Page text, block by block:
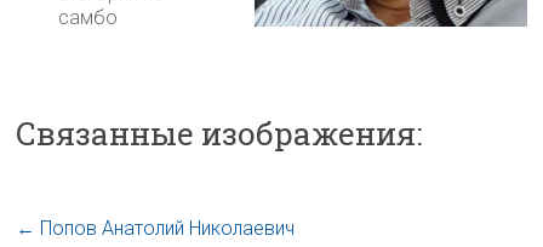
самбо
Связанные изображения:
← Попов Анатолий Николаевич